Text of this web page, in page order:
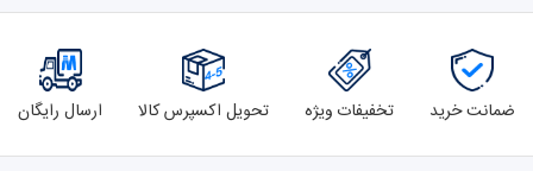
ضمانت خرید تخفیفات ویژه تحویل اکسپرس کالا ارسال رایگان